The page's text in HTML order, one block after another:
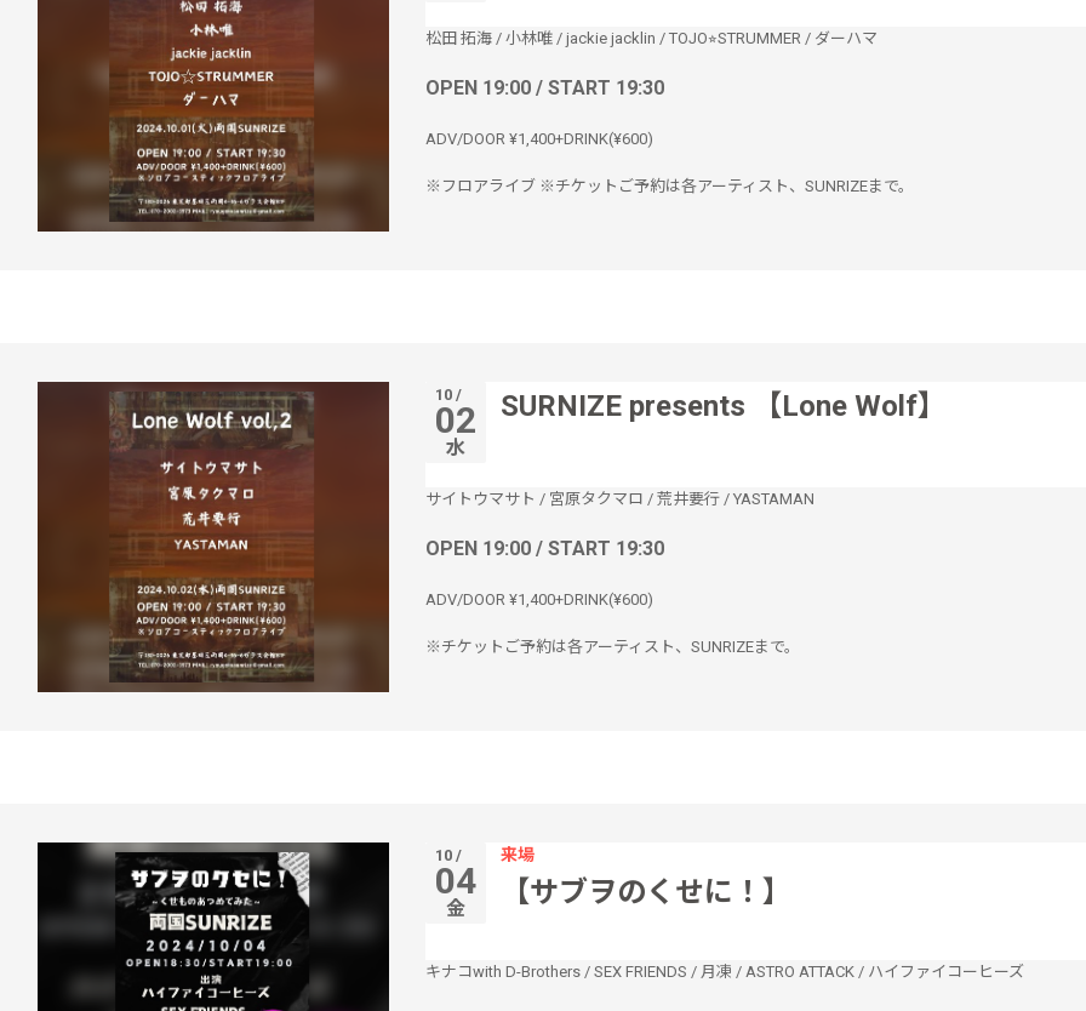
松田 拓海/ 小林唯/ jackie jacklin / TOJO⭐︎STRUMMER / ダーハマ
OPEN 19:00 / START 19:30
ADV/DOOR ¥1,400+DRINK(¥600)
※フロアライブ ※チケットご予約は各アーティスト、SUNRIZEまで。
10 /
02
水
SURNIZE presents 【Lone Wolf】
サイトウマサト / 宮原タクマロ / 荒井要行/ YASTAMAN
OPEN 19:00 / START 19:30
ADV/DOOR ¥1,400+DRINK(¥600)
※チケットご予約は各アーティスト、SUNRIZEまで。
10 /
04
金
来場
【サブヲのくせに！】
キナコwith D-Brothers/ SEX FRIENDS / 月凍 / ASTRO ATTACK/ ハイファイコーヒーズ